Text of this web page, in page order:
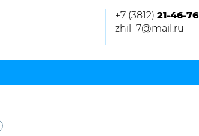
+7 (3812) 21-46-76
zhil_7@mail.ru